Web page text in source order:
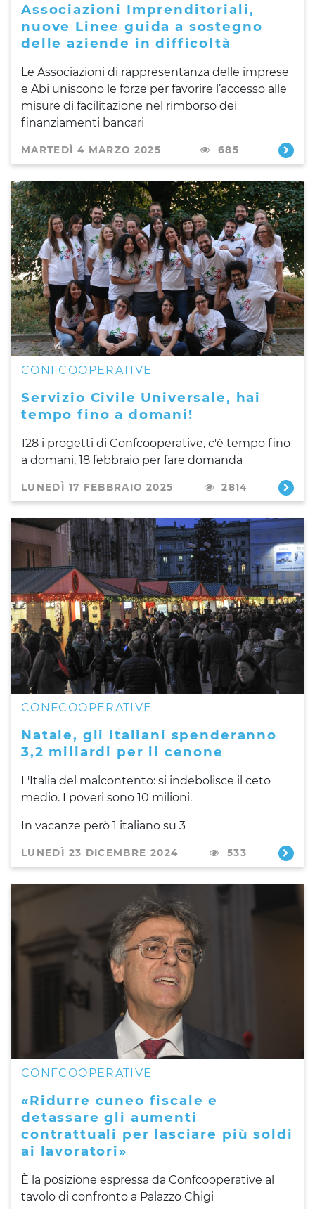
Associazioni Imprenditoriali,
nuove Linee guida a sostegno
delle aziende in difficoltà
Le Associazioni di rappresentanza delle imprese
e Abi uniscono le forze per favorire l’accesso alle
misure di facilitazione nel rimborso dei
finanziamenti bancari
MARTEDÌ 4 MARZO 2025 685
CONFCOOPERATIVE
Servizio Civile Universale, hai
tempo fino a domani!
128 i progetti di Confcooperative, c'è tempo fino
a domani, 18 febbraio per fare domanda
LUNEDÌ 17 FEBBRAIO 2025 2814
CONFCOOPERATIVE
Natale, gli italiani spenderanno
3,2 miliardi per il cenone
L'Italia del malcontento: si indebolisce il ceto
medio. I poveri sono 10 milioni.
In vacanze però 1 italiano su 3
LUNEDÌ 23 DICEMBRE 2024 533
CONFCOOPERATIVE
«Ridurre cuneo fiscale e
detassare gli aumenti
contrattuali per lasciare più soldi
ai lavoratori»
È la posizione espressa da Confcooperative al
tavolo di confronto a Palazzo Chigi